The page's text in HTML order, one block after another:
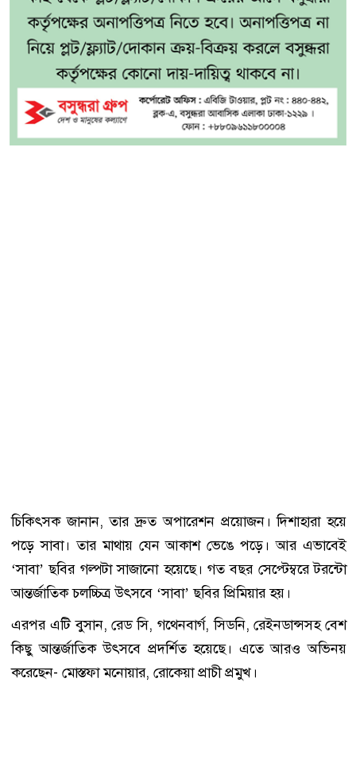
চিকিৎসক জানান, তার দ্রুত অপারেশন প্রয়োজন। দিশাহারা হয়ে
পড়ে সাবা। তার মাথায় যেন আকাশ ভেঙে পড়ে। আর এভাবেই
‘সাবা’ ছবির গল্পটা সাজানো হয়েছে। গত বছর সেপ্টেম্বরে টরন্টো
আন্তর্জাতিক চলচ্চিত্র উৎসবে ‘সাবা’ ছবির প্রিমিয়ার হয়।
এরপর এটি বুসান, রেড সি, গথেনবার্গ, সিডনি, রেইনডান্সসহ বেশ
কিছু আন্তর্জাতিক উৎসবে প্রদর্শিত হয়েছে। এতে আরও অভিনয়
করেছেন- মোস্তফা মনোয়ার, রোকেয়া প্রাচী প্রমুখ।